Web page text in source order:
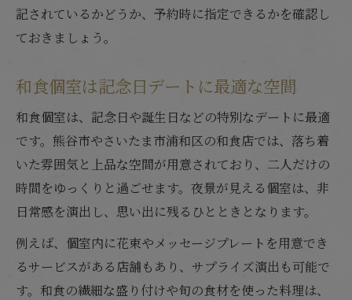
記されているかどうか、予約時に指定できるかを確認し
ておきましょう。
和食個室は記念日デートに最適な空間
和食個室は、記念日や誕生日などの特別なデートに最適
です。熊谷市やさいたま市浦和区の和食店では、落ち着
いた雰囲気と上品な空間が用意されており、二人だけの
時間をゆっくりと過ごせます。夜景が見える個室は、非
日常感を演出し、思い出に残るひとときとなります。
例えば、個室内に花束やメッセージプレートを用意でき
るサービスがある店舗もあり、サプライズ演出も可能で
す。和食の繊細な盛り付けや旬の食材を使った料理は、